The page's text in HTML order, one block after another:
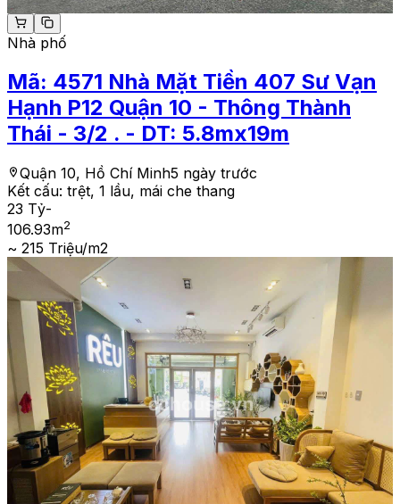
Nhà phố
Mã: 4571 Nhà Mặt Tiền 407 Sư Vạn
Hạnh P12 Quận 10 - Thông Thành
Thái - 3/2 . - DT: 5.8mx19m
Quận 10, Hồ Chí Minh5 ngày trước
Kết cấu: trệt, 1 lầu, mái che thang
23 Tỷ-
106.93m2
~ 215 Triệu/m2